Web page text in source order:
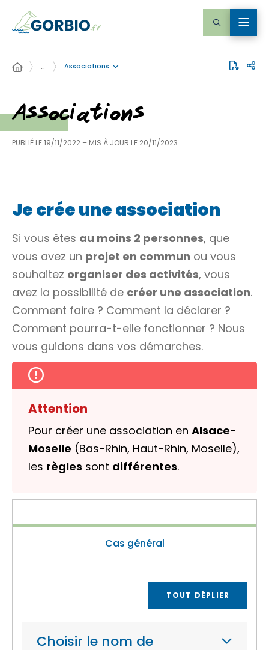
… Associations
Associations
PUBLIÉ LE19/11/2022 – MIS À JOUR LE 20/11/2023
Je crée une association
Si vous êtes au moins 2 personnes, que
vous avez un projet en commun ou vous
souhaitez organiser des activités, vous
avez la possibilité de créer une association.
Comment faire ? Comment la déclarer ?
Comment pourra-t-elle fonctionner ? Nous
vous guidons dans vos démarches.
Attention
Pour créer une association en Alsace-
Moselle (Bas-Rhin, Haut-Rhin, Moselle),
les règles sont différentes.
Cas général
TOUT DÉPLIER
Choisir le nom de